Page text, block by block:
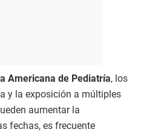
Americana de Pediatría, los
y la exposición a múltiples
aumentar la
fechas, es frecuente